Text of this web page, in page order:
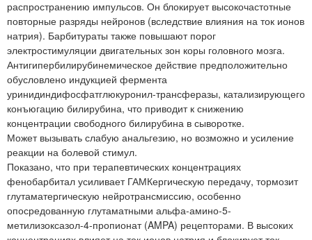
распространению импульсов. Он блокирует высокочастотные
повторные разряды нейронов (вследствие влияния на ток ионов
натрия). Барбитураты также повышают порог
электростимуляции двигательных зон коры головного мозга.
Антигипербилирубинемическое действие предположительно
обусловлено индукцией фермента
уринидиндифосфатглюкуронил-трансферазы, катализирующего
конъюгацию билирубина, что приводит к снижению
концентрации свободного билирубина в сыворотке.
Может вызывать слабую анальгезию, но возможно и усиление
реакции на болевой стимул.
Показано, что при терапевтических концентрациях
фенобарбитал усиливает ГАМКергическую передачу, тормозит
глутаматергическую нейротрансмиссию, особенно
опосредованную глутаматными альфа-амино-5-
метилизоксазол-4-пропионат (AMPA) рецепторами. В высоких